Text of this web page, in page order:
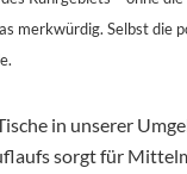
merkwürdig. Selbst
in unserer
sorgt für